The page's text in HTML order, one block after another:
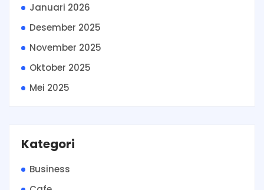
Januari 2026
Desember 2025
November 2025
Oktober 2025
Mei 2025
Kategori
Business